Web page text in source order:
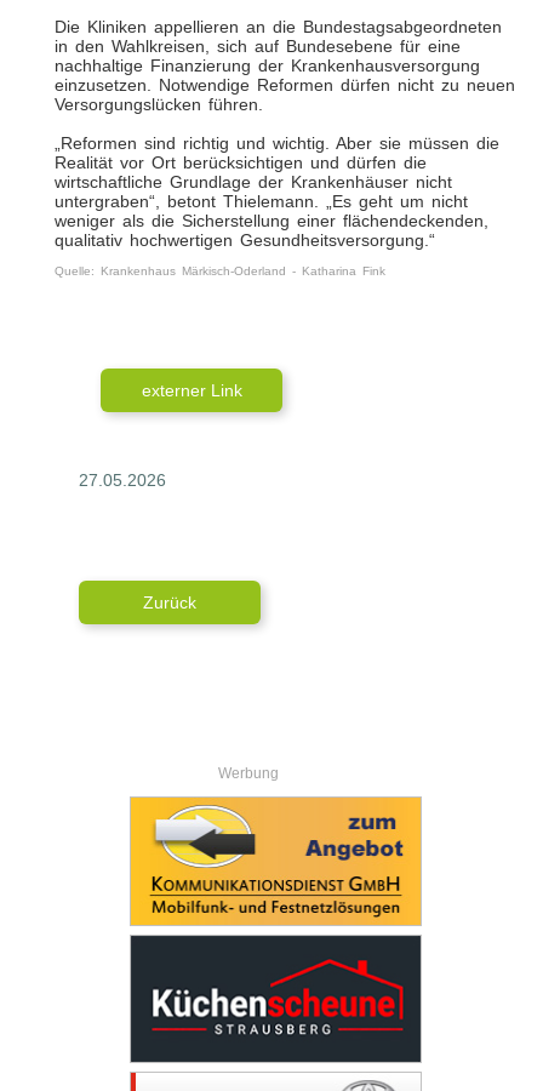
Die Kliniken appellieren an die Bundestagsabgeordneten
in den Wahlkreisen, sich auf Bundesebene für eine
nachhaltige Finanzierung der Krankenhausversorgung
einzusetzen. Notwendige Reformen dürfen nicht zu neuen
Versorgungslücken führen.
„Reformen sind richtig und wichtig. Aber sie müssen die
Realität vor Ort berücksichtigen und dürfen die
wirtschaftliche Grundlage der Krankenhäuser nicht
untergraben“, betont Thielemann. „Es geht um nicht
weniger als die Sicherstellung einer flächendeckenden,
qualitativ hochwertigen Gesundheitsversorgung.“
Quelle: Krankenhaus Märkisch-Oderland - Katharina Fink
externer Link
27.05.2026
Zurück
Werbung